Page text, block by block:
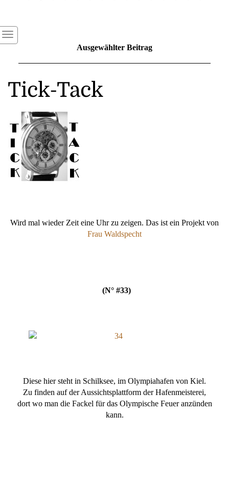
Ausgewählter Beitrag
Tick-Tack
Wird mal wieder Zeit eine Uhr zu zeigen. Das ist ein Projekt von
Frau Waldspecht
(N° #33)
Diese hier steht in Schilksee, im Olympiahafen von Kiel.
Zu finden auf der Aussichtsplattform der Hafenmeisterei,
dort wo man die Fackel für das Olympische Feuer anzünden
kann.